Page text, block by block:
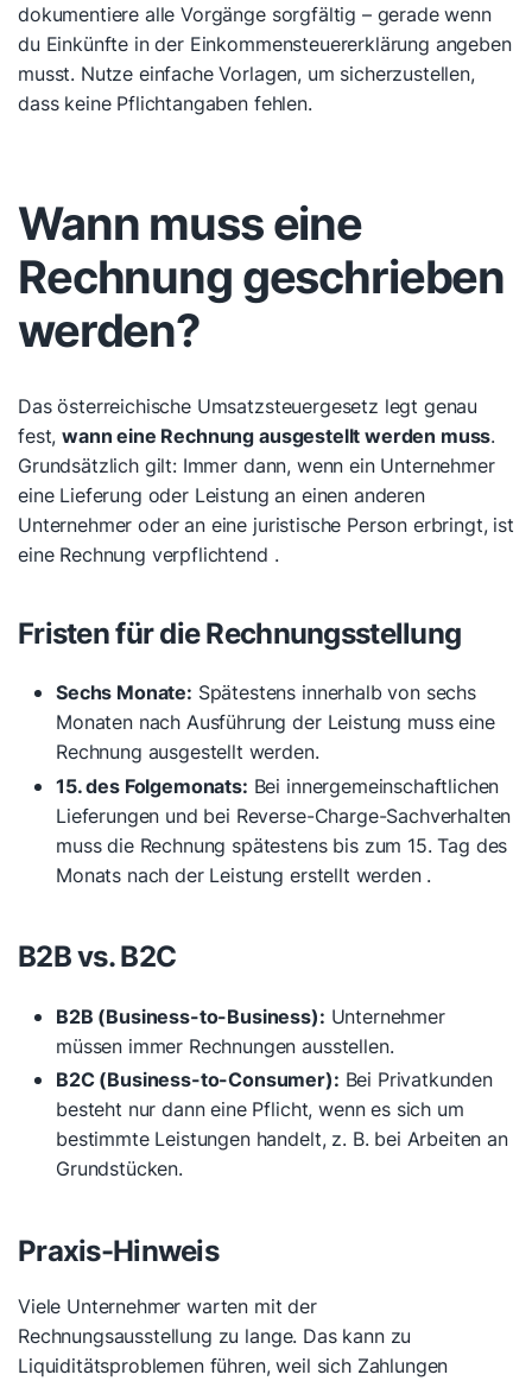
dokumentiere alle Vorgänge sorgfältig – gerade wenn
du Einkünfte in der Einkommensteuererklärung angeben
musst. Nutze einfache Vorlagen, um sicherzustellen,
dass keine Pflichtangaben fehlen.
Wann muss eine
Rechnung geschrieben
werden?
Das österreichische Umsatzsteuergesetz legt genau
fest,wann eine Rechnung ausgestellt werden muss.
Grundsätzlich gilt: Immer dann, wenn ein Unternehmer
eine Lieferung oder Leistung an einen anderen
Unternehmer oder an eine juristische Person erbringt, ist
eine Rechnung verpflichtend .
Fristen für die Rechnungsstellung
Sechs Monate: Spätestens innerhalb von sechs
Monaten nach Ausführung der Leistung muss eine
Rechnung ausgestellt werden.
15. des Folgemonats: Bei innergemeinschaftlichen
Lieferungen und bei Reverse-Charge-Sachverhalten
muss die Rechnung spätestens bis zum 15. Tag des
Monats nach der Leistung erstellt werden .
B2B vs. B2C
B2B (Business-to-Business): Unternehmer
müssen immer Rechnungen ausstellen.
B2C (Business-to-Consumer): Bei Privatkunden
besteht nur dann eine Pflicht, wenn es sich um
bestimmte Leistungen handelt, z. B. bei Arbeiten an
Grundstücken.
Praxis-Hinweis
Viele Unternehmer warten mit der
Rechnungsausstellung zu lange. Das kann zu
Liquiditätsproblemen führen, weil sich Zahlungen